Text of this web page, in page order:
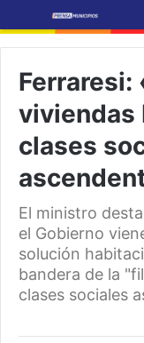
Ferraresi:
viviendas
clases
El ministro
el Gobierno
solución
bandera de la
clases sociales